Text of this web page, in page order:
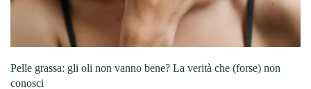
Pelle grassa: gli oli non vanno bene? La verità che (forse) non
conosci